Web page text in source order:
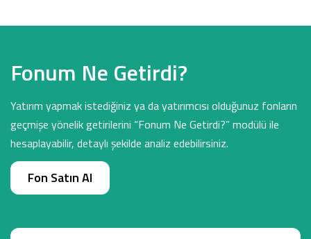
Fonum Ne Getirdi?
Yatırım yapmak istediğiniz ya da yatırımcısı olduğunuz fonların
geçmişe yönelik getirilerini “Fonum Ne Getirdi?” modülü ile
hesaplayabilir, detaylı şekilde analiz edebilirsiniz.
Fon Satın Al